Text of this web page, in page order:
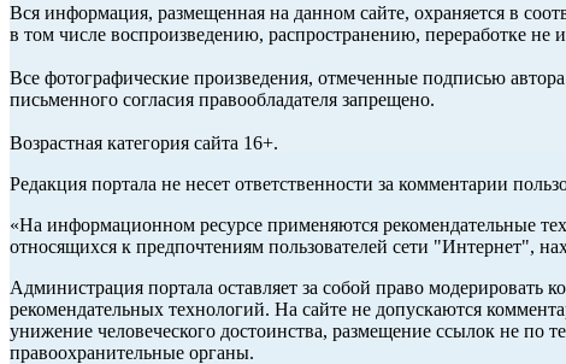
Вся информация, размещенная на данном сайте, охраняется в
в том числе воспроизведению, распространению, переработке не
Все фотографические произведения, отмеченные подписью автора
письменного согласия правообладателя запрещено.
Возрастная категория сайта 16+.
Редакция портала не несет ответственности за комментарии
«На информационном ресурсе применяются рекомендательные
относящихся к предпочтениям пользователей сети "Интернет",
Администрация портала оставляет за собой право модерировать
рекомендательных технологий. На сайте не допускаются
унижение человеческого достоинства, размещение ссылок не по
правоохранительные органы.